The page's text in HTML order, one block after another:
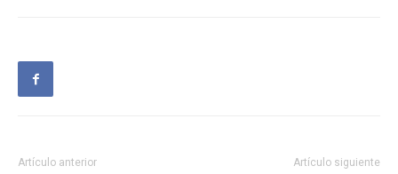
Artículo anterior Artículo siguiente